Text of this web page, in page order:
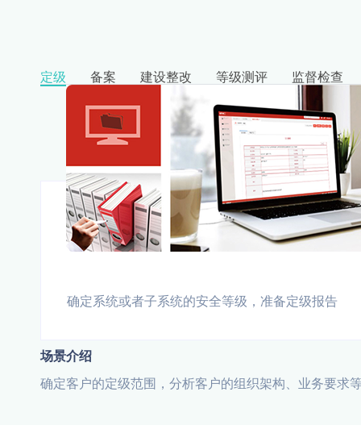
定级 备案 建设整改 等级测评 监督检查
确定系统或者子系统的安全等级，准备定级报告
场景介绍
确定客户的定级范围，分析客户的组织架构、业务要求